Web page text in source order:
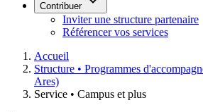
Contribuer
Inviter une structure partenaire
Référencer vos services
Accueil
Structure • Programmes
Ares)
Service • Campus et plus